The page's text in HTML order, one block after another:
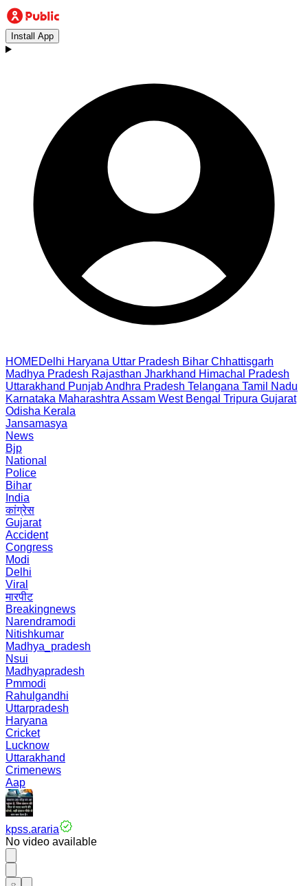
Install App
HOMEDelhi Haryana Uttar Pradesh Bihar Chhattisgarh
Madhya Pradesh Rajasthan Jharkhand Himachal Pradesh
Uttarakhand PunjabAndhra Pradesh Telangana Tamil Nadu
Karnataka Maharashtra Assam West Bengal Tripura Gujarat
Odisha Kerala
Jansamasya
News
Bjp
National
Police
Bihar
India
कांग्रेस
Gujarat
Accident
Congress
Modi
Delhi
Viral
मारपीट
Breakingnews
Narendramodi
Nitishkumar
Madhya_pradesh
Nsui
Madhyapradesh
Pmmodi
Rahulgandhi
Uttarpradesh
Haryana
Cricket
Lucknow
Uttarakhand
Crimenews
Aap
kpss.araria
No video available